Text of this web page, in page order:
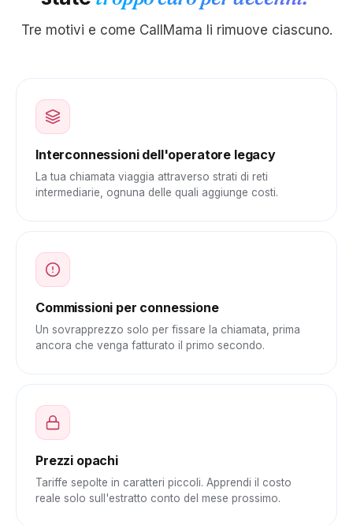
Tre motivi e come CallMama li rimuove ciascuno.
Interconnessioni dell'operatore legacy
La tua chiamata viaggia attraverso strati di reti
intermediarie, ognuna delle quali aggiunge costi.
Commissioni per connessione
Un sovrapprezzo solo per fissare la chiamata, prima
ancora che venga fatturato il primo secondo.
Prezzi opachi
Tariffe sepolte in caratteri piccoli. Apprendi il costo
reale solo sull'estratto conto del mese prossimo.